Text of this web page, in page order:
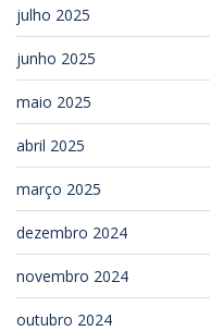
julho 2025
junho 2025
maio 2025
abril 2025
março 2025
dezembro 2024
novembro 2024
outubro 2024